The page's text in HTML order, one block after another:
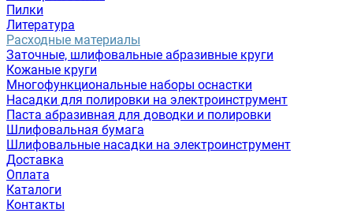
Пилки
Литература
Расходные материалы
Заточные, шлифовальные абразивные круги
Кожаные круги
Многофункциональные наборы оснастки
Насадки для полировки на электроинструмент
Паста абразивная для доводки и полировки
Шлифовальная бумага
Шлифовальные насадки на электроинструмент
Доставка
Оплата
Каталоги
Контакты